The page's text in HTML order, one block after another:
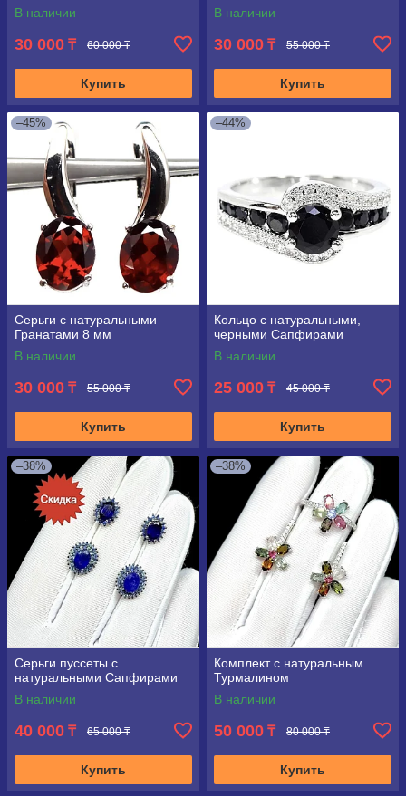
В наличии
30 000 ₸ 60 000 ₸
Купить
В наличии
30 000 ₸ 55 000 ₸
Купить
–45%
Серьги с натуральными
Гранатами 8 мм
В наличии
30 000 ₸ 55 000 ₸
Купить
–44%
Кольцо с натуральными,
черными Сапфирами
В наличии
25 000 ₸ 45 000 ₸
Купить
–38%
Серьги пуссеты с
натуральными Сапфирами
В наличии
40 000 ₸ 65 000 ₸
Купить
–38%
Комплект с натуральным
Турмалином
В наличии
50 000 ₸ 80 000 ₸
Купить